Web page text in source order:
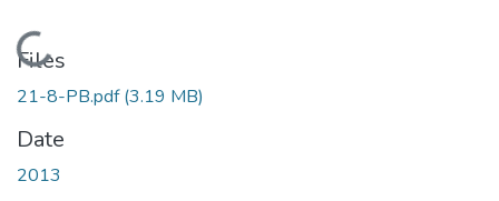
Loading...
Files
21-8-PB.pdf(3.19 MB)
Date
2013